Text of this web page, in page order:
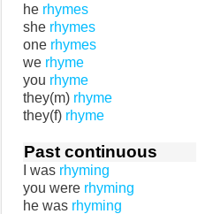
he rhymes
she rhymes
one rhymes
we rhyme
you rhyme
they(m) rhyme
they(f) rhyme
Past continuous
I was rhyming
you were rhyming
he was rhyming